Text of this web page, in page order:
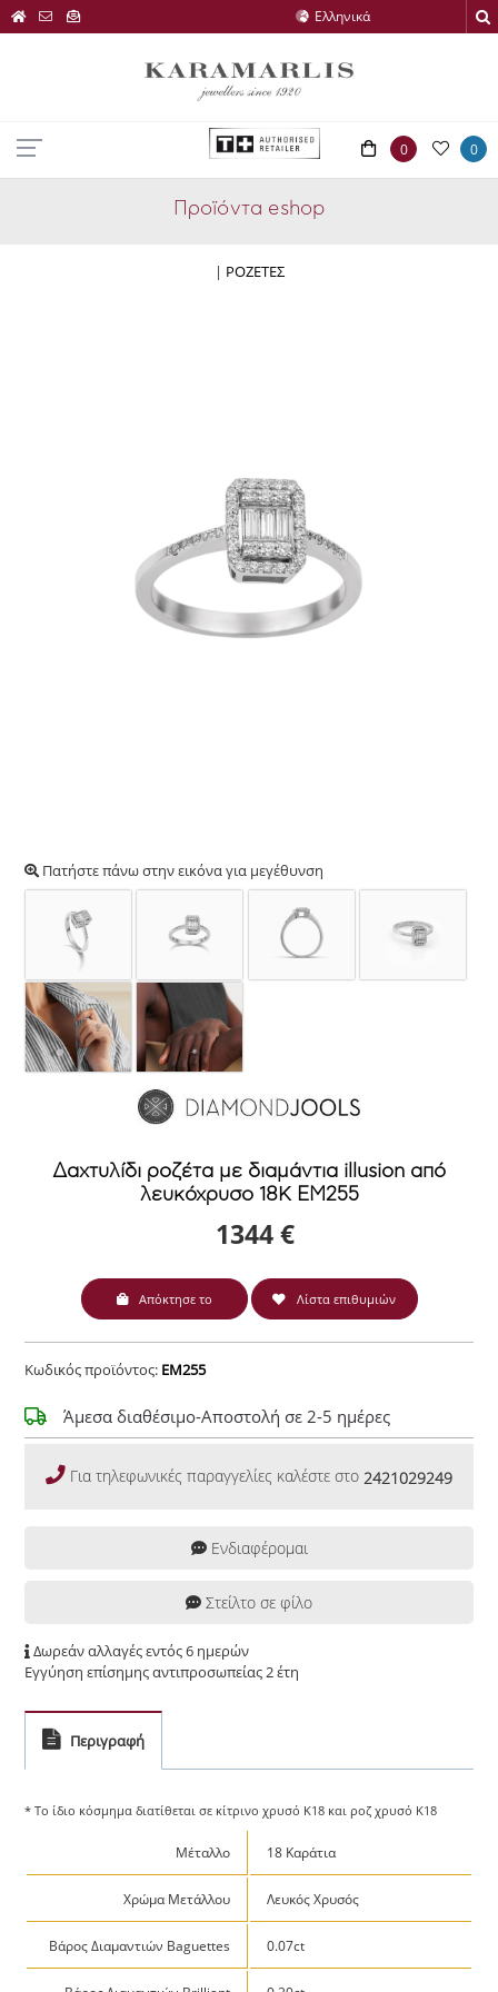
0 0
Προϊόντα eshop
| ΡΟΖΕΤΕΣ
Πατήστε πάνω στην εικόνα για μεγέθυνση
Δαχτυλίδι ροζέτα με διαμάντια illusion από
λευκόχρυσο 18Κ EM255
1344 €
Απόκτησε το Λίστα επιθυμιών
Κωδικός προϊόντος: EM255
Άμεσα διαθέσιμο-Αποστολή σε 2-5 ημέρες
Για τηλεφωνικές παραγγελίες καλέστε στο 2421029249
Ενδιαφέρομαι
Στείλτο σε φίλο
Δωρεάν αλλαγές εντός 6 ημερών
Εγγύηση επίσημης αντιπροσωπείας 2 έτη
Περιγραφή
* Το ίδιο κόσμημα διατίθεται σε κίτρινο χρυσό Κ18 και ροζ χρυσό Κ18
Μέταλλο 18 Καράτια
Χρώμα Μετάλλου Λευκός Χρυσός
Βάρος Διαμαντιών Baguettes 0.07ct